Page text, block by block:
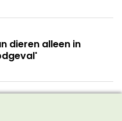
dieren alleen in